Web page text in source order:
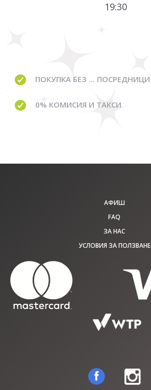
19:30
ПОКУПКА БЕЗ ... ПОСРЕДНИЦИ
0% КОМИСИЯ И ТАКСИ
АФИШ
FAQ
ЗА НАС
УСЛОВИЯ ЗА ПОЛЗВАНЕ